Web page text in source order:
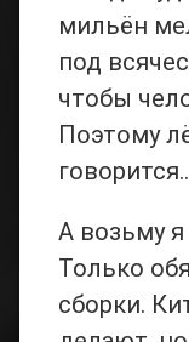
мильён
под
чтобы
Поэтому
А возьму
Только
сборки.